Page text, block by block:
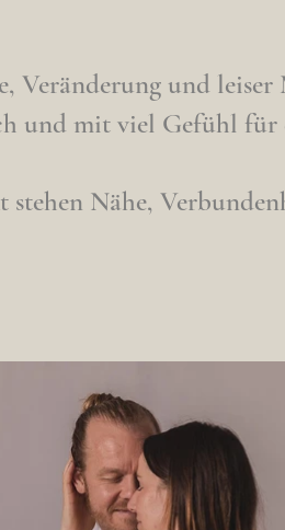
Veränderung und leiser
und mit viel Gefühl für
Nähe,